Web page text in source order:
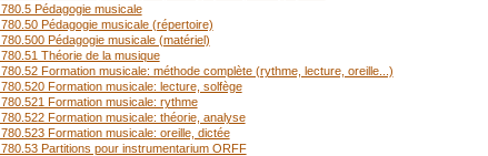
780.5 Pédagogie musicale
780.50 Pédagogie musicale (répertoire)
780.500 Pédagogie musicale (matériel)
780.51 Théorie de la musique
780.52 Formation musicale: méthode complète (rythme, lecture, oreille...)
780.520 Formation musicale: lecture, solfège
780.521 Formation musicale: rythme
780.522 Formation musicale: théorie, analyse
780.523 Formation musicale: oreille, dictée
780.53 Partitions pour instrumentarium ORFF